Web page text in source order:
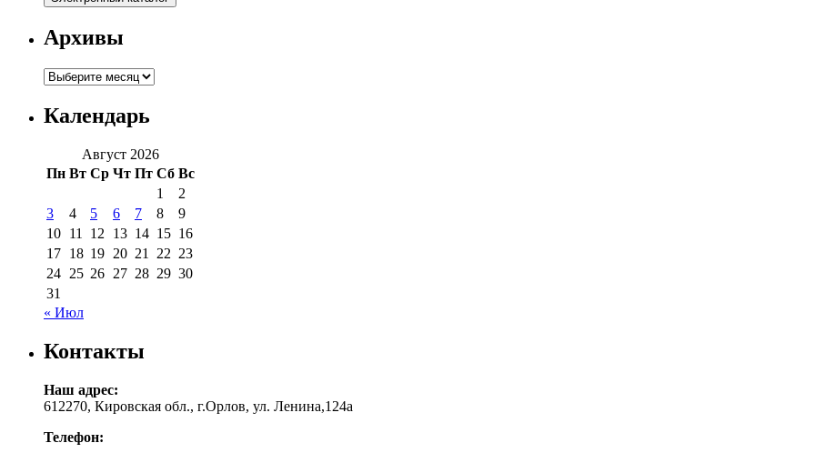
Архивы
Архивы
Календарь
Август 2026
Пн Вт Ср Чт Пт Сб Вс
1
2
3
4 5 6 7 8
9
10 11 12 13 14 15 16
17 18 19 20 21 22 23
24 25 26 27 28 29 30
31
« Июл
Контакты
Наш адрес:
612270, Кировская обл., г.Орлов, ул. Ленина,124а
Телефон: